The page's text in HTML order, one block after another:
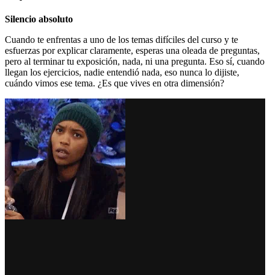
Silencio absoluto
Cuando te enfrentas a uno de los temas difíciles del curso y te
esfuerzas por explicar claramente, esperas una oleada de preguntas,
pero al terminar tu exposición, nada, ni una pregunta. Eso sí, cuando
llegan los ejercicios, nadie entendió nada, eso nunca lo dijiste,
cuándo vimos ese tema. ¿Es que vives en otra dimensión?